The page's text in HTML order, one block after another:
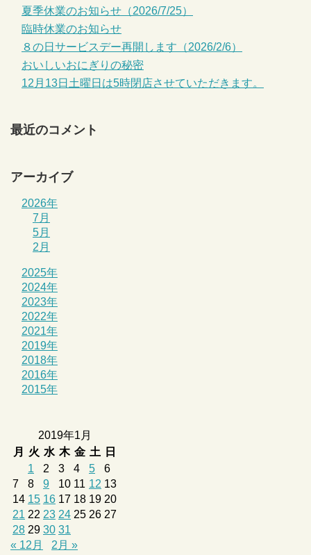
夏季休業のお知らせ（2026/7/25）
臨時休業のお知らせ
８の日サービスデー再開します（2026/2/6）
おいしいおにぎりの秘密
12月13日土曜日は5時閉店させていただきます。
最近のコメント
アーカイブ
2026年
7月
5月
2月
2025年
2024年
2023年
2022年
2021年
2019年
2018年
2016年
2015年
2019年1月
月
火 水 木 金 土
日
1
2 3 4 5
6
7
8 9 10 11 12 13
14 15 16 17 18 19 20
21 22 23 24 25 26 27
28 29 30 31
« 12月
2月 »